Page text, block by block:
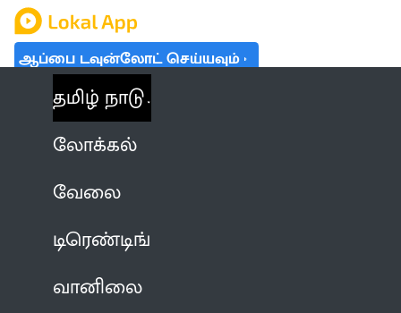
ஆப்பை டவுன்லோட் செய்யவும்
தமிழ் நாடு
லோக்கல்
வேலை
டிரெண்டிங்
வானிலை